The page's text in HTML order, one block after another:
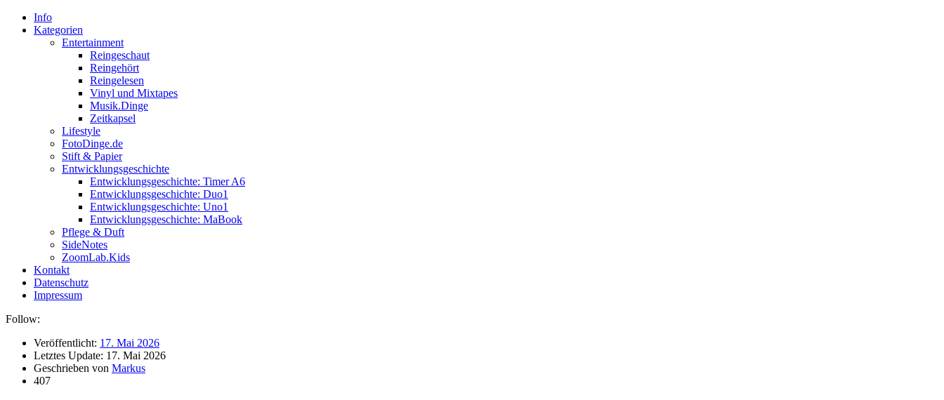
Info
Kategorien
Entertainment
Reingeschaut
Reingehört
Reingelesen
Vinyl und Mixtapes
Musik.Dinge
Zeitkapsel
Lifestyle
FotoDinge.de
Stift & Papier
Entwicklungsgeschichte
Entwicklungsgeschichte: Timer A6
Entwicklungsgeschichte: Duo1
Entwicklungsgeschichte: Uno1
Entwicklungsgeschichte: MaBook
Pflege & Duft
SideNotes
ZoomLab.Kids
Kontakt
Datenschutz
Impressum
Follow:
Veröffentlicht: 17. Mai 2026
Letztes Update: 17. Mai 2026
Geschrieben von Markus
407